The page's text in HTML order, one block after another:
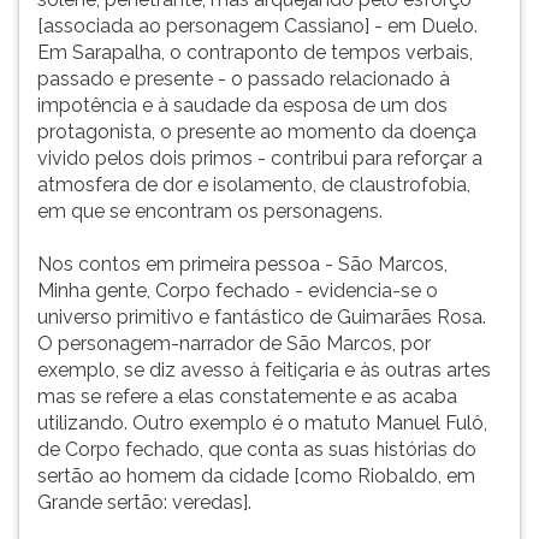
[associada ao personagem Cassiano] - em Duelo.
Em Sarapalha, o contraponto de tempos verbais,
passado e presente - o passado relacionado à
impotência e à saudade da esposa de um dos
protagonista, o presente ao momento da doença
vivido pelos dois primos - contribui para reforçar a
atmosfera de dor e isolamento, de claustrofobia,
em que se encontram os personagens.
Nos contos em primeira pessoa - São Marcos,
Minha gente, Corpo fechado - evidencia-se o
universo primitivo e fantástico de Guimarães Rosa.
O personagem-narrador de São Marcos, por
exemplo, se diz avesso à feitiçaria e às outras artes
mas se refere a elas constatemente e as acaba
utilizando. Outro exemplo é o matuto Manuel Fulô,
de Corpo fechado, que conta as suas histórias do
sertão ao homem da cidade [como Riobaldo, em
Grande sertão: veredas].